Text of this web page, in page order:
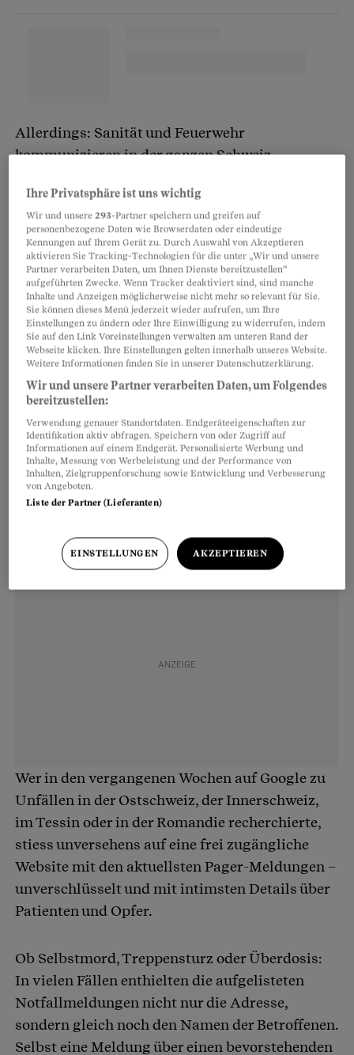
Allerdings: Sanität und Feuerwehr
kommunizieren in der ganzen Schweiz
unbedenklich. Wenn die Feuerwehr wegen eines
Wespennestsausrückt, muss die Adresse nicht
zwingend verschleiert werden. Denn hier werden
die Persönlichkeitsrechte des Hausbesitzers
nicht verletzt.
Opfernamen und Unfallort waren frei
zugänglich im Netz
Anders aber, wenn Informationen zum
Gesundheitszustand übermittelt werden:
«Suizid» oder «offensichtlich leblose Person»
samt Hausnummer und Name sind
hochsensible Daten, dienicht für die
Öffentlichkeit bestimmt
Wer in den vergangenen Wochen auf Google zu
Unfällen in der Ostschweiz, der Innerschweiz,
im Tessin oder in der Romandie recherchierte,
stiess unversehens auf eine frei zugängliche
Website mit den aktuellsten Pager-Meldungen –
unverschlüsselt und mit intimsten Details über
Patienten und Opfer.
Ob Selbstmord, Treppensturz oder Überdosis:
In vielen Fällen enthielten die aufgelisteten
Notfallmeldungen nicht nur die Adresse,
sondern gleich noch den Namen der Betroffenen.
Selbst eine Meldung über einen bevorstehenden
Ihre Privatsphäre ist uns wichtig
Wir und unsere293-Partner speichern und greifen auf
personenbezogene Daten wie Browserdaten oder eindeutige
Kennungen auf Ihrem Gerät zu. Durch Auswahl von Akzeptieren
aktivieren Sie Tracking-Technologien für die unter „Wir und unsere
Partner verarbeiten Daten, um Ihnen Dienste bereitzustellen“
aufgeführten Zwecke. Wenn Tracker deaktiviert sind, sind manche
Inhalte und Anzeigen möglicherweise nicht mehr so relevant für Sie.
Sie können dieses Menü jederzeit wieder aufrufen, um Ihre
Einstellungen zu ändern oder Ihre Einwilligung zu widerrufen, indem
Sie auf den Link Voreinstellungen verwalten am unteren Rand der
Webseite klicken. Ihre Einstellungen gelten innerhalb unseres Website.
Weitere Informationen finden Sie in unserer Datenschutzerklärung.
Wir und unsere Partner verarbeiten Daten, um Folgendes
bereitzustellen:
Verwendung genauer Standortdaten. Endgeräteeigenschaften zur
Identifikation aktiv abfragen. Speichern von oder Zugriff auf
Informationen auf einem Endgerät. Personalisierte Werbung und
Inhalte, Messung von Werbeleistung und der Performance von
Inhalten, Zielgruppenforschung sowie Entwicklung und Verbesserung
von Angeboten.
Liste der Partner (Lieferanten)
EINSTELLUNGEN AKZEPTIEREN